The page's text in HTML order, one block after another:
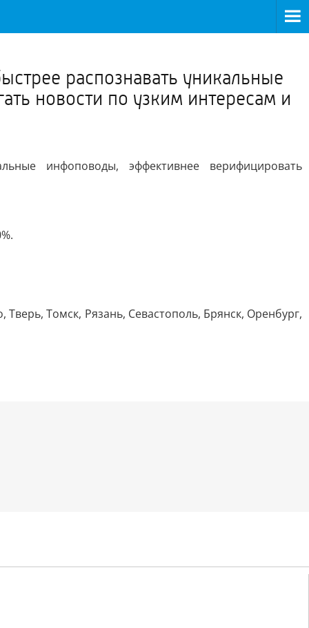
распознавать уникальные
новости по узким интересам и
инфоповоды, эффективнее верифицировать
Томск, Рязань, Севастополь, Брянск, Оренбург,